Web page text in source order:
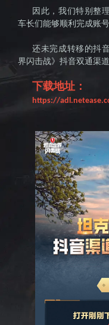
击
因此，我们特别整
车长们能够顺利完成账
还未完成转移的抖
界闪击战》抖音双通渠道
下载地址：
https://